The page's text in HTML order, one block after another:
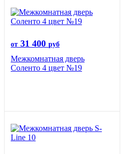
от 31 400 руб
Межкомнатная дверь
Соленто 4 цвет №19